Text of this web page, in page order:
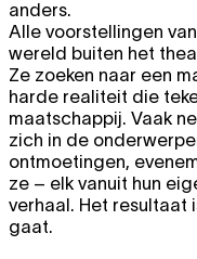
anders.
Alle voorstellingen
wereld buiten het
Ze zoeken naar een
harde realiteit die
maatschappij. Vaak
zich in de
ontmoetingen,
ze – elk vanuit hun
verhaal. Het resultaat
gaat.